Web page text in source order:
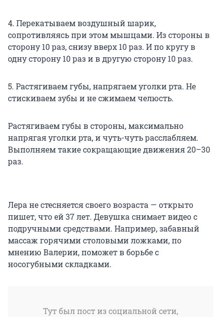
4. Перекатываем воздушный шарик,
сопротивляясь при этом мышцами. Из стороны в
сторону 10 раз, снизу вверх 10 раз. И по кругу в
одну сторону 10 раз и в другую сторону 10 раз.
5. Растягиваем губы, напрягаем уголки рта. Не
стискиваем зубы и не сжимаем челюсть.
Растягиваем губы в стороны, максимально
напрягая уголки рта, и чуть-чуть расслабляем.
Выполняем такие сокращающие движения 20–30
раз.
Лера не стесняется своего возраста — открыто
пишет, что ей 37 лет. Девушка снимает видео с
подручными средствами. Например, забавный
массаж горячими столовыми ложками, по
мнению Валерии, поможет в борьбе с
носогубными складками.
Тут был пост из социальной сети,